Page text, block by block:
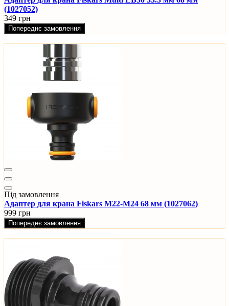
(1027052)
349 грн
Попереднє замовлення
Під замовлення
Адаптер для крана Fiskars М22-М24 68 мм (1027062)
999 грн
Попереднє замовлення